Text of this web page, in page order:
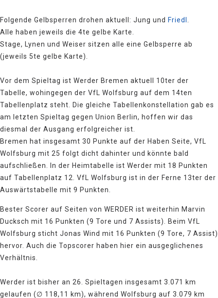
Folgende Gelbsperren drohen aktuell: Jung und Friedl
Alle haben jeweils die 4te gelbe Karte.
Stage, Lynen und Weiser sitzen alle eine Gelbsperre ab
(jeweils 5te gelbe Karte).
Vor dem Spieltag ist Werder Bremen aktuell 10ter der
Tabelle, wohingegen der VfL Wolfsburg auf dem 14ten
Tabellenplatz steht. Die gleiche Tabellenkonstellation gab es
am letzten Spieltag gegen Union Berlin, hoffen wir das
diesmal der Ausgang erfolgreicher ist.
Bremen hat insgesamt 30 Punkte auf der Haben Seite, VfL
Wolfsburg mit 25 folgt dicht dahinter und könnte bald
aufschließen. In der Heimtabelle ist Werder mit 18 Punkten
auf Tabellenplatz 12. VfL Wolfsburg ist in der Ferne 13ter der
Auswärtstabelle mit 9 Punkten.
Bester Scorer auf Seiten von WERDER ist weiterhin Marvin
Ducksch mit 16 Punkten (9 Tore und 7 Assists). Beim VfL
Wolfsburg sticht Jonas Wind mit 16 Punkten (9 Tore, 7 Assist)
hervor. Auch die Topscorer haben hier ein ausgeglichenes
Verhältnis.
Werder ist bisher an 26. Spieltagen insgesamt 3.071 km
gelaufen (∅ 118,11 km), während Wolfsburg auf 3.079 km